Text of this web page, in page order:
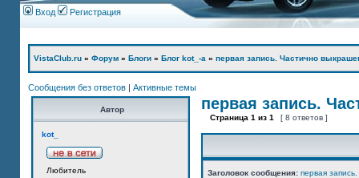
Вход Регистрация
VistaClub.ru » Форум » Блоги » Блог kot_-а » первая запись. Частично
Сообщения без ответов | Активные темы
Автор
kot_
Любитель
первая запись.
Страница 1 из 1 [ 8 ответов ]
Заголовок сообщения: первая